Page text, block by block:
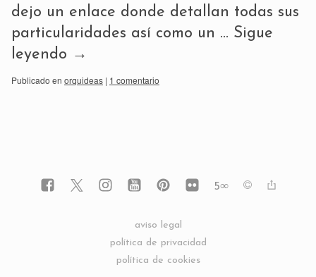
dejo un enlace donde detallan todas sus
particularidades así como un … Sigue
leyendo →
Publicado en orquideas | 1 comentario
5∞
aviso legal
política de privacidad
política de cookies